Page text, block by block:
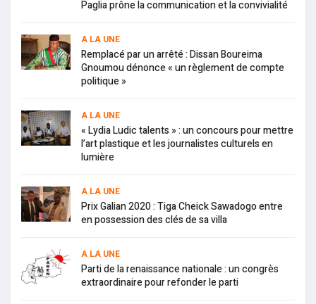
Paglia prône la communication et la convivialité
A LA UNE
Remplacé par un arrêté : Dissan Boureima
Gnoumou dénonce « un règlement de compte
politique »
A LA UNE
« Lydia Ludic talents » : un concours pour mettre
l’art plastique et les journalistes culturels en
lumière
A LA UNE
Prix Galian 2020 : Tiga Cheick Sawadogo entre
en possession des clés de sa villa
A LA UNE
Parti de la renaissance nationale : un congrès
extraordinaire pour refonder le parti